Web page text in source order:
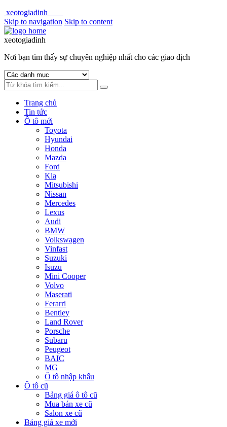
xeotogiadinh
Skip to navigation Skip to content
xeotogiadinh
Nơi bạn tìm thấy sự chuyên nghiệp nhất cho các giao dịch
Trang chủ
Tin tức
Ô tô mới
Toyota
Hyundai
Honda
Mazda
Ford
Kia
Mitsubishi
Nissan
Mercedes
Lexus
Audi
BMW
Volkswagen
Vinfast
Suzuki
Isuzu
Mini Cooper
Volvo
Maserati
Ferarri
Bentley
Land Rover
Porsche
Subaru
Peugeot
BAIC
MG
Ô tô nhập khẩu
Ô tô cũ
Bảng giá ô tô cũ
Mua bán xe cũ
Salon xe cũ
Bảng giá xe mới